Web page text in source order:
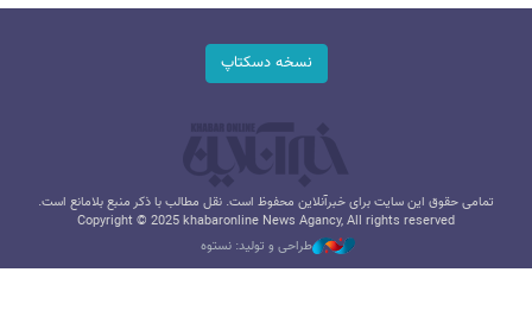
نسخه دسکتاپ
تمامی حقوق این سایت برای خبرآنلاین محفوظ است. نقل مطالب با ذکر منبع بلامانع است.
Copyright © 2025 khabaronline News Agancy, All rights reserved
طراحی و تولید: نستوه